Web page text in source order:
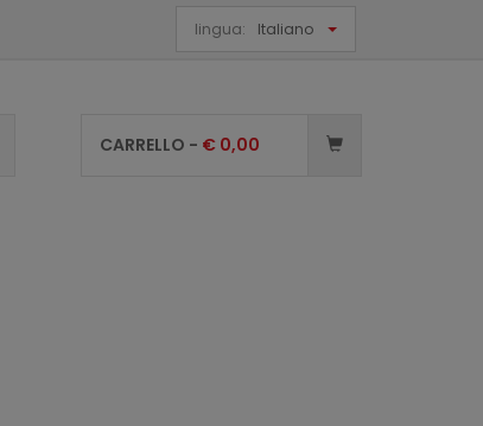
lingua: Italiano
CARRELLO - € 0,00